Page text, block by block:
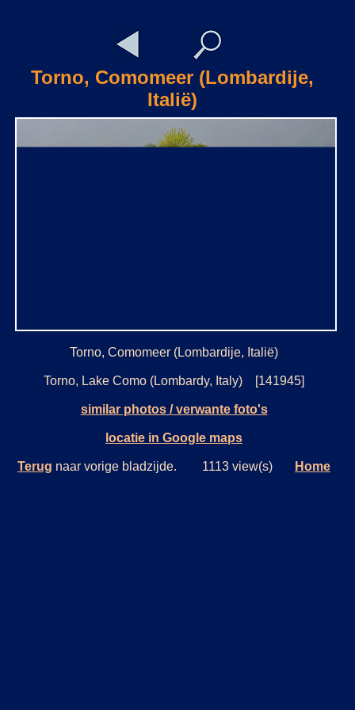
Torno, Comomeer (Lombardije,
Italië)
Torno, Comomeer (Lombardije, Italië)
Torno, Lake Como (Lombardy, Italy) [141945]
similar photos / verwante foto's
locatie in Google maps
Terug naar vorige bladzijde. 1113 view(s) Home